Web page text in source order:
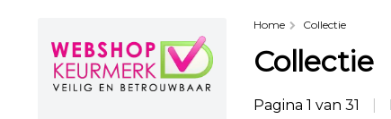
Home Collectie
Collectie
Pagina 1 van 31